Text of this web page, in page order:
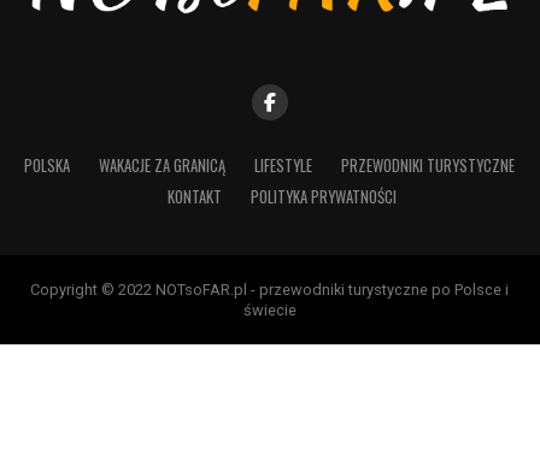
POLSKA WAKACJE ZA GRANICĄ LIFESTYLE
PRZEWODNIKI TURYSTYCZNE
KONTAKT
POLITYKA PRYWATNOŚCI
Copyright © 2022 NOTsoFAR.pl - przewodniki turystyczne po Polsce i
świecie